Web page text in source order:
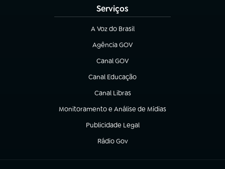
Serviços
A Voz do Brasil
(abre em nova aba)
Agência GOV
(abre em nova aba)
Canal GOV
(abre em nova aba)
Canal Educação
(abre em nova aba)
Canal Libras
(abre em nova aba)
Monitoramento e Análise de Mídias
(abre em nova aba)
Publicidade Legal
(abre em nova aba)
Rádio Gov
(abre em nova aba)